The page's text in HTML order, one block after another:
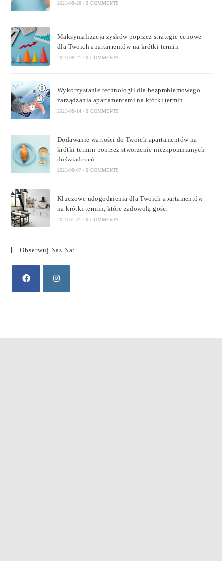
2023-08-28 / 0 COMMENTS
Maksymalizacja zysków poprzez strategie cenowe
dla Twoich apartamentów na krótki termin
2023-08-21 / 0 COMMENTS
Wykorzystanie technologii dla bezproblemowego
zarządzania apartamentami na krótki termin
2023-08-14 / 0 COMMENTS
Dodawanie wartości do Twoich apartamentów na
krótki termin poprzez stworzenie niezapomnianych
doświadczeń
2023-08-07 / 0 COMMENTS
Kluczowe udogodnienia dla Twoich apartamentów
na krótki termin, które zadowolą gości
2023-07-31 / 0 COMMENTS
Obserwuj Nas Na: